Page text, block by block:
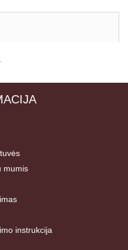
mumis
instrukcija